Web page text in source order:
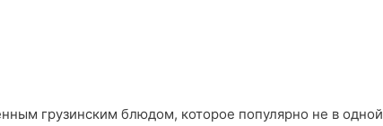
грузинским блюдом, которое популярно не в одной